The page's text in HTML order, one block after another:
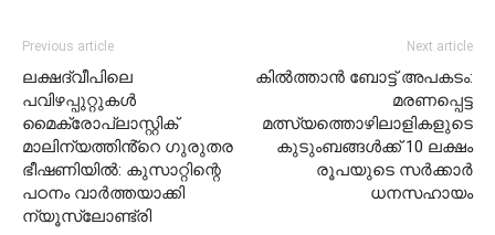
Previous article
ലക്ഷദ്വീപിലെ
പവിഴപ്പുറ്റുകൾ
മൈക്രോപ്ലാസ്റ്റിക്
മാലിന്യത്തിൻ്റെ ഗുരുതര
ഭീഷണിയിൽ: കുസാറ്റിന്റെ
പഠനം വാർത്തയാക്കി
ന്യൂസ്‌ലോണ്ട്രി
Next article
കിൽത്താൻ ബോട്ട് അപകടം:
മരണപ്പെട്ട
മത്സ്യത്തൊഴിലാളികളുടെ
കുടുംബങ്ങൾക്ക് 10 ലക്ഷം
രൂപയുടെ സർക്കാർ
ധനസഹായം